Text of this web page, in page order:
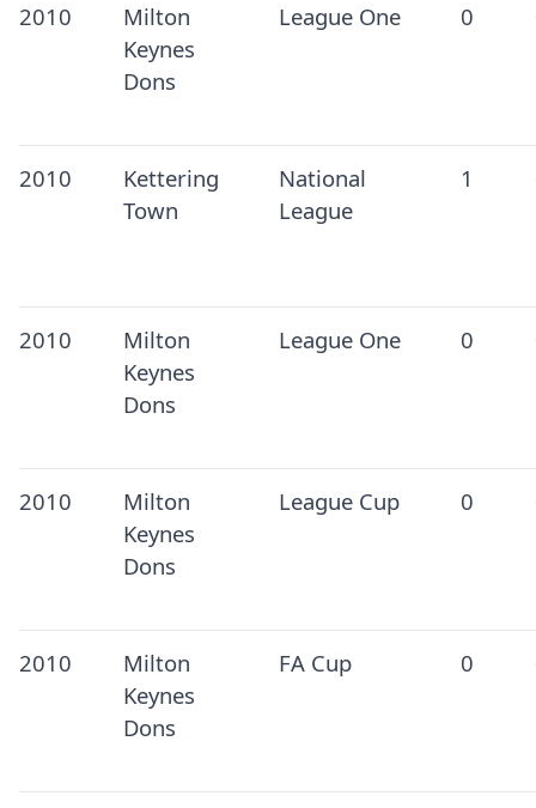
2010
Milton
Keynes
Dons
League One 0
2010
Kettering
Town
National
League
1
2010
Milton
Keynes
Dons
League One 0
2010
Milton
Keynes
Dons
League Cup 0
2010
Milton
Keynes
Dons
FA Cup 0